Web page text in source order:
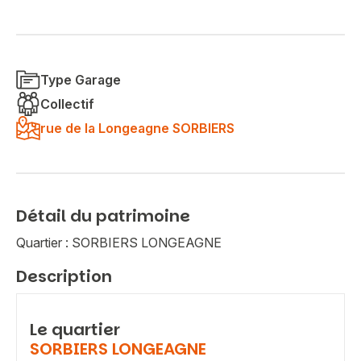
Type Garage
Collectif
rue de la Longeagne SORBIERS
Détail du patrimoine
Quartier : SORBIERS LONGEAGNE
Description
Le quartier
SORBIERS LONGEAGNE